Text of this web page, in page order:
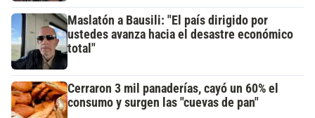
Maslatón a Bausili: "El país dirigido por
ustedes avanza hacia el desastre económico
total"
Cerraron 3 mil panaderías, cayó un 60% el
consumo y surgen las "cuevas de pan"